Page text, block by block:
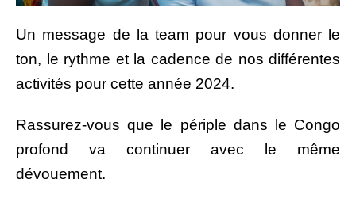
Un message de la team pour vous donner le
ton, le rythme et la cadence de nos différentes
activités pour cette année 2024.
Rassurez-vous que le périple dans le Congo
profond va continuer avec le même
dévouement.